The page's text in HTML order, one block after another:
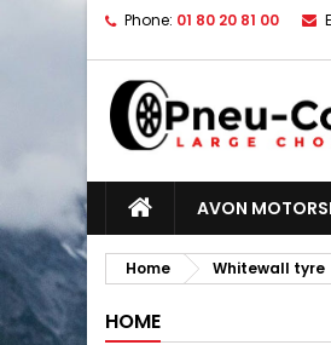
Phone: 01 80 20 81 00
AVON
Home Whitewall tyre
HOME